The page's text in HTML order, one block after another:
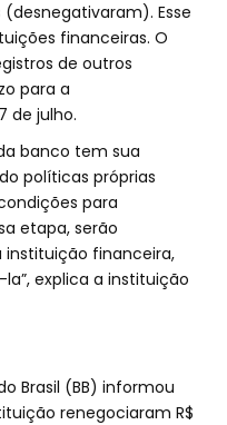
Esse
financeiras. O
de outros
para a
de julho.
banco tem sua
políticas próprias
para
etapa, serão
financeira,
explica a instituição
Brasil (BB) informou
renegociaram R$